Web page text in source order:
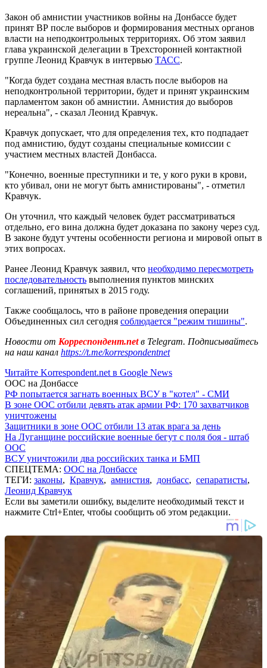
Закон об амнистии участников войны на Донбассе будет
принят ВР после выборов и формирования местных органов
власти на неподконтрольных территориях. Об этом заявил
глава украинской делегации в Трехсторонней контактной
группе Леонид Кравчук в интервью ТАСС.
"Когда будет создана местная власть после выборов на
неподконтрольной территории, будет и принят украинским
парламентом закон об амнистии. Амнистия до выборов
нереальна", - сказал Леонид Кравчук.
Кравчук допускает, что для определения тех, кто подпадает
под амнистию, будут созданы специальные комиссии с
участием местных властей Донбасса.
"Конечно, военные преступники и те, у кого руки в крови,
кто убивал, они не могут быть амнистированы", - отметил
Кравчук.
Он уточнил, что каждый человек будет рассматриваться
отдельно, его вина должна будет доказана по закону через суд.
В законе будут учтены особенности региона и мировой опыт в
этих вопросах.
Ранее Леонид Кравчук заявил, что необходимо пересмотреть
последовательность выполнения пунктов минских
соглашений, принятых в 2015 году.
Также сообщалось, что в районе проведения операции
Объединенных сил сегодня соблюдается "режим тишины".
Новости от Корреспондент.netв Telegram. Подписывайтесь
на наш канал https://t.me/korrespondentnet
Читайте Korrespondent.net в Google News
ООС на Донбассе
РФ попытается загнать военных ВСУ в "котел" - СМИ
В зоне ООС отбили девять атак армии РФ: 170 захватчиков
уничтожены
Защитники в зоне ООС отбили 13 атак врага за день
На Луганщине российские военные бегут с поля боя - штаб
ООС
ВСУ уничтожили два российских танка и БМП
СПЕЦТЕМА: ООС на Донбассе
ТЕГИ: законы, Кравчук, амнистия, донбасс, сепаратисты,
Леонид Кравчук
Если вы заметили ошибку, выделите необходимый текст и
нажмите Ctrl+Enter, чтобы сообщить об этом редакции.